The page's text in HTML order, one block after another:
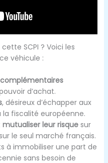
SCPI ? Voici les
véhicule :
d’achat.
, désireux d’échapper aux
fiscalité européenne.
mutualiser leur risquesur
le seul marché français.
à immobiliser une part de
sans besoin de